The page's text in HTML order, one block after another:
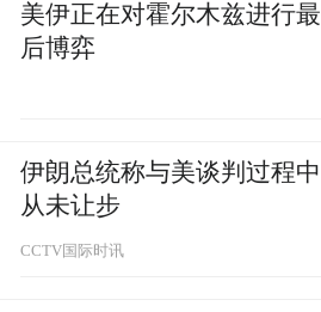
美伊正在对霍尔木兹进行最
后博弈
伊朗总统称与美谈判过程中
从未让步
CCTV国际时讯